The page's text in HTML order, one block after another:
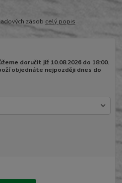
zásob celý popis
doručit již 10.08.2026 do 18:00.
objednáte nejpozději dnes do